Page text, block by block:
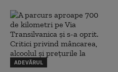
ADEVĂRUL